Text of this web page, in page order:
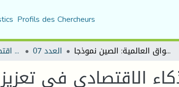
Profils des Chercheurs
مجلة اقتصاديات الاعمال والتجارة العدد 07 مساهمة الذكاء الاقتصادي في تعزيز الميزة التنافسية في الأسواق العالمية: الصين نموذجا.
الاقتصادي في